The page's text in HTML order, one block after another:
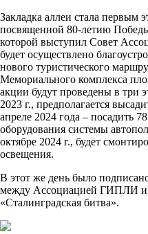
Закладка аллеи стала первым
посвященной 80-летию
которой выступил Совет
будет осуществлено
нового туристического
Мемориального комплекса
акции будут проведены в три
2023 г., предполагается
апреле 2024 года – посадить
оборудования системы
октябре 2024 г., будет
освещения.
В этот же день было
между Ассоциацией ГИПЛИ и
«Сталинградская битва».